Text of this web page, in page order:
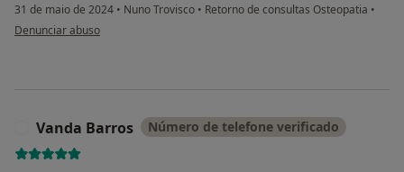
31 de maio de 2024 • Nuno Trovisco • Retorno de consultas Osteopatia •
na opinião do utilizador Paula Santana
Denunciar abuso
Vanda Barros Número de telefone verificado